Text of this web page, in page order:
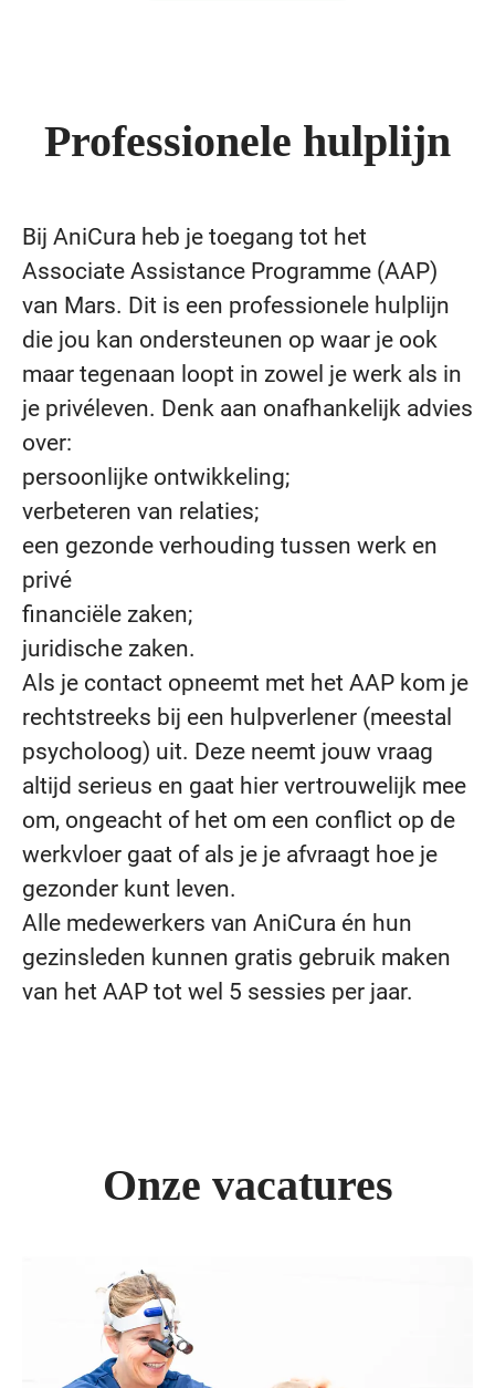
Professionele hulplijn
Bij AniCura heb je toegang tot het
Associate Assistance Programme (AAP)
van Mars. Dit is een professionele hulplijn
die jou kan ondersteunen op waar je ook
maar tegenaan loopt in zowel je werk als in
je privéleven. Denk aan onafhankelijk advies
over:
persoonlijke ontwikkeling;
verbeteren van relaties;
een gezonde verhouding tussen werk en
privé
financiële zaken;
juridische zaken.
Als je contact opneemt met het AAP kom je
rechtstreeks bij een hulpverlener (meestal
psycholoog) uit. Deze neemt jouw vraag
altijd serieus en gaat hier vertrouwelijk mee
om, ongeacht of het om een conflict op de
werkvloer gaat of als je je afvraagt hoe je
gezonder kunt leven.
Alle medewerkers van AniCura én hun
gezinsleden kunnen gratis gebruik maken
van het AAP tot wel 5 sessies per jaar.
Onze vacatures